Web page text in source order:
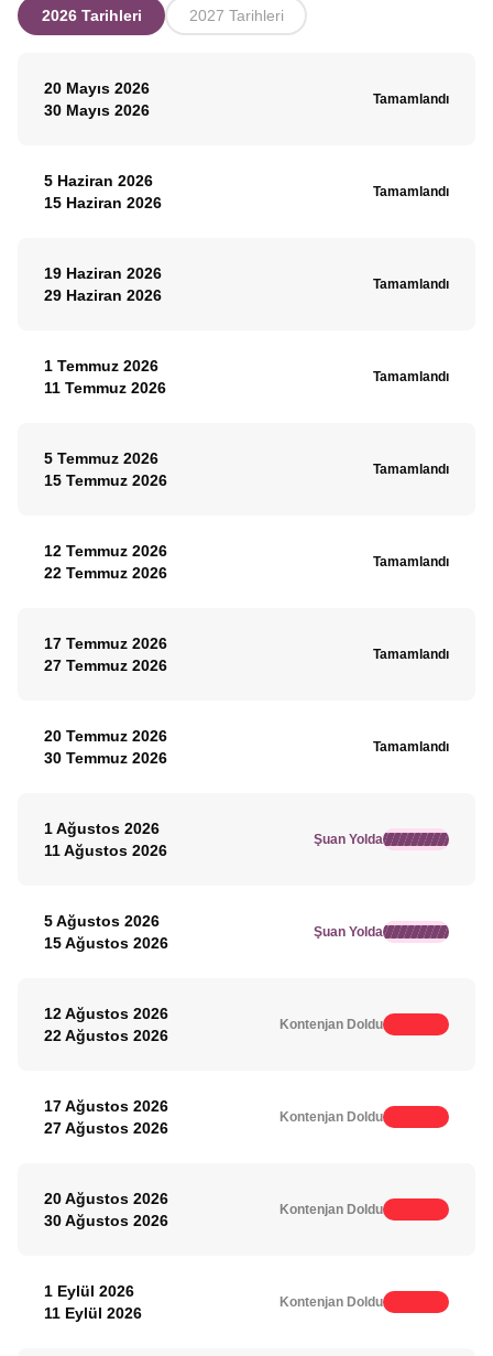
2026 Tarihleri 2027 Tarihleri
20 Mayıs 2026
30 Mayıs 2026
Tamamlandı
5 Haziran 2026
15 Haziran 2026
Tamamlandı
19 Haziran 2026
29 Haziran 2026
Tamamlandı
1 Temmuz 2026
11 Temmuz 2026
Tamamlandı
5 Temmuz 2026
15 Temmuz 2026
Tamamlandı
12 Temmuz 2026
22 Temmuz 2026
Tamamlandı
17 Temmuz 2026
27 Temmuz 2026
Tamamlandı
20 Temmuz 2026
30 Temmuz 2026
Tamamlandı
1 Ağustos 2026
11 Ağustos 2026
Şuan Yolda
5 Ağustos 2026
15 Ağustos 2026
Şuan Yolda
12 Ağustos 2026
22 Ağustos 2026
Kontenjan Doldu
17 Ağustos 2026
27 Ağustos 2026
Kontenjan Doldu
20 Ağustos 2026
30 Ağustos 2026
Kontenjan Doldu
1 Eylül 2026
11 Eylül 2026
Kontenjan Doldu